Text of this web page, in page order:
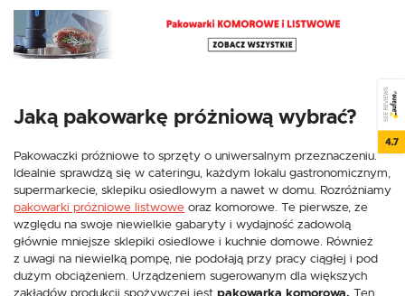
Jaką pakowarkę próżniową wybrać?
Pakowaczki próżniowe to sprzęty o uniwersalnym przeznaczeniu.
Idealnie sprawdzą się w cateringu, każdym lokalu gastronomicznym,
supermarkecie, sklepiku osiedlowym a nawet w domu. Rozróżniamy
pakowarki próżniowe listwowe oraz komorowe. Te pierwsze, ze
względu na swoje niewielkie gabaryty i wydajność zadowolą
głównie mniejsze sklepiki osiedlowe i kuchnie domowe. Również
z uwagi na niewielką pompę, nie podołają przy pracy ciągłej i pod
dużym obciążeniem. Urządzeniem sugerowanym dla większych
zakładów produkcji spożywczej jest pakowarka komorowa. Ten
SEE REVIEWS
4.7